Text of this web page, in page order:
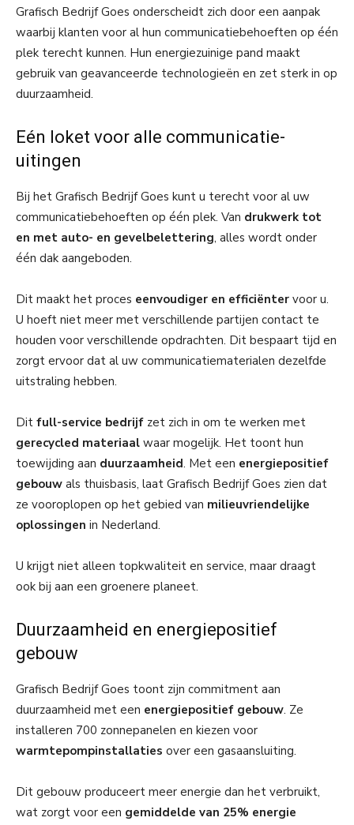
Grafisch Bedrijf Goes onderscheidt zich door een aanpak
waarbij klanten voor al hun communicatiebehoeften op één
plek terecht kunnen. Hun energiezuinige pand maakt
gebruik van geavanceerde technologieën en zet sterk in op
duurzaamheid.
Eén loket voor alle communicatie-
uitingen
Bij het Grafisch Bedrijf Goes kunt u terecht voor al uw
communicatiebehoeften op één plek. Van drukwerk tot
en met auto- en gevelbelettering, alles wordt onder
één dak aangeboden.
Dit maakt het proces eenvoudiger en efficiënter voor u.
U hoeft niet meer met verschillende partijen contact te
houden voor verschillende opdrachten. Dit bespaart tijd en
zorgt ervoor dat al uw communicatiematerialen dezelfde
uitstraling hebben.
Dit full-service bedrijf zet zich in om te werken met
gerecycled materiaal waar mogelijk. Het toont hun
toewijding aan duurzaamheid. Met een energiepositief
gebouw als thuisbasis, laat Grafisch Bedrijf Goes zien dat
ze vooroplopen op het gebied van milieuvriendelijke
oplossingen in Nederland.
U krijgt niet alleen topkwaliteit en service, maar draagt
ook bij aan een groenere planeet.
Duurzaamheid en energiepositief
gebouw
Grafisch Bedrijf Goes toont zijn commitment aan
duurzaamheid met een energiepositief gebouw. Ze
installeren 700 zonnepanelen en kiezen voor
warmtepompinstallaties over een gasaansluiting.
Dit gebouw produceert meer energie dan het verbruikt,
wat zorgt voor een gemiddelde van 25% energie